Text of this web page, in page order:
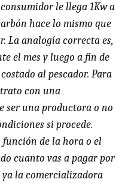
le llega 1Kw a
hace lo mismo que
La analogía correcta es,
el mes y luego a fin de
al pescador. Para
con una
ser una productora o no
si procede.
función de la hora o el
cuanto vas a pagar por
ya la comercializadora